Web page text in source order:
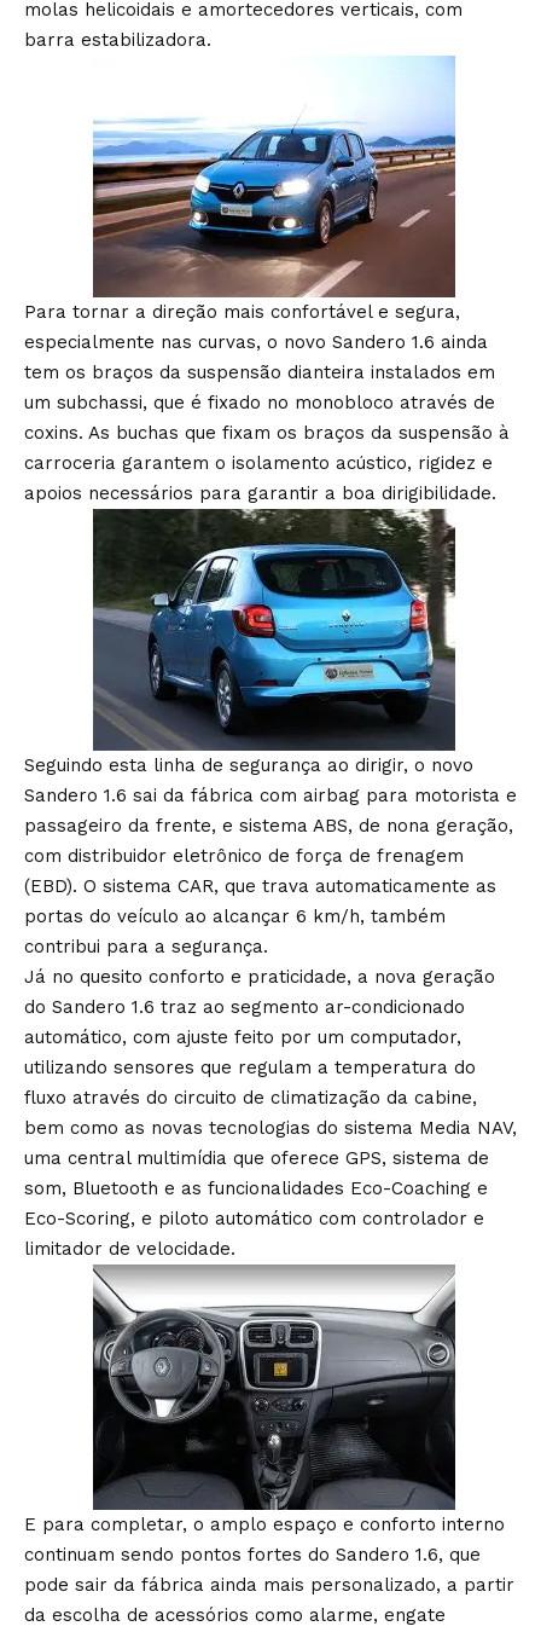
molas helicoidais e amortecedores verticais, com
barra estabilizadora.
Para tornar a direção mais confortável e segura,
especialmente nas curvas, o novo Sandero 1.6 ainda
tem os braços da suspensão dianteira instalados em
um subchassi, que é fixado no monobloco através de
coxins. As buchas que fixam os braços da suspensão à
carroceria garantem o isolamento acústico, rigidez e
apoios necessários para garantir a boa dirigibilidade.
Seguindo esta linha de segurança ao dirigir, o novo
Sandero 1.6 sai da fábrica com airbag para motorista e
passageiro da frente, e sistema ABS, de nona geração,
com distribuidor eletrônico de força de frenagem
(EBD). O sistema CAR, que trava automaticamente as
portas do veículo ao alcançar 6 km/h, também
contribui para a segurança.
Já no quesito conforto e praticidade, a nova geração
do Sandero 1.6 traz ao segmento ar-condicionado
automático, com ajuste feito por um computador,
utilizando sensores que regulam a temperatura do
fluxo através do circuito de climatização da cabine,
bem como as novas tecnologias do sistema Media NAV,
uma central multimídia que oferece GPS, sistema de
som, Bluetooth e as funcionalidades Eco-Coaching e
Eco-Scoring, e piloto automático com controlador e
limitador de velocidade.
E para completar, o amplo espaço e conforto interno
continuam sendo pontos fortes do Sandero 1.6, que
pode sair da fábrica ainda mais personalizado, a partir
da escolha de acessórios como alarme, engate